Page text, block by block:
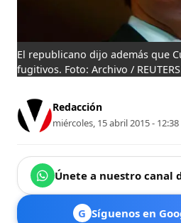
El republicano dijo además que
fugitivos. Foto: Archivo /
Redacción
miércoles, 15 abril 2015 - 12:38
Únete a nuestro canal
G Síguenos en